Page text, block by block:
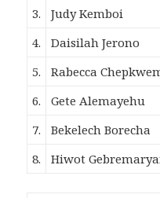
3.
Judy Kemboi
4.
Daisilah Jerono
5.
Rabecca
6.
Gete Alemayehu
7.
Bekelech Borecha
8.
Hiwot